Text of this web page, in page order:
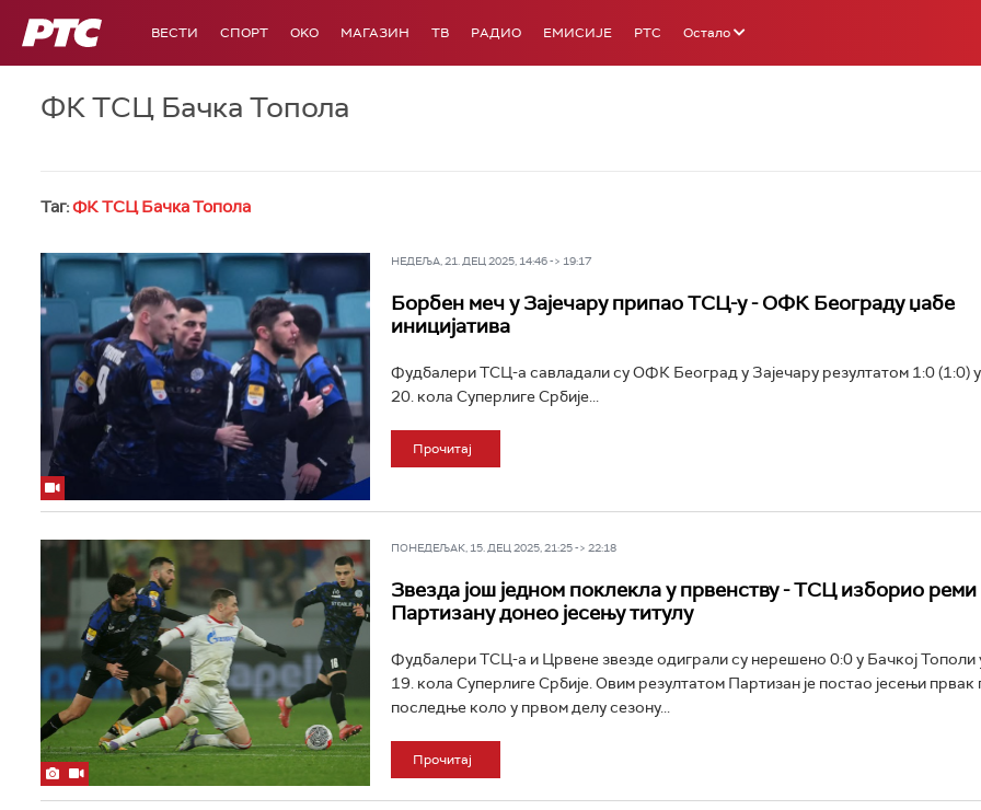
РТС ВЕСТИ СПОРТ OKO МАГАЗИН ТВ РАДИО ЕМИСИЈЕ РТС Остало
ФК ТСЦ Бачка Топола
Таг:ФК ТСЦ Бачка Топола
НЕДЕЉА, 21. ДЕЦ 2025, 14:46 -> 19:17
Борбен меч у Зајечару припао ТСЦ-у - ОФК Београду џабе
иницијатива
Фудбалери ТСЦ-а савладали су ОФК Београд у Зајечару резултатом 1:0 (1:0)
20. кола Суперлиге Србије...
Прочитај
ПОНЕДЕЉАК, 15. ДЕЦ 2025, 21:25 -> 22:18
Звезда још једном поклекла у првенству - ТСЦ изборио реми
Партизану донео јесењу титулу
Фудбалери ТСЦ-а и Црвене звезде одиграли су нерешено 0:0 у Бачкој Тополи
19. кола Суперлиге Србије. Овим резултатом Партизан је постао јесењи првак
последње коло у првом делу сезону...
Прочитај